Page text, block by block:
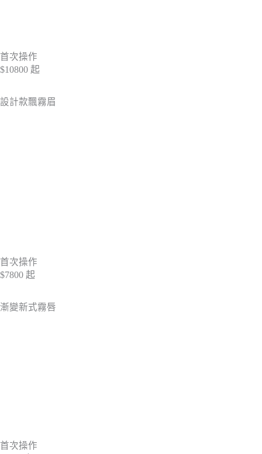
首次操作
$10800 起
設計款飄霧眉
首次操作
$7800 起
漸變新式霧唇
首次操作